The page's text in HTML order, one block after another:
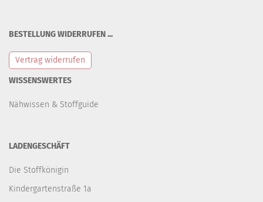
BESTELLUNG WIDERRUFEN ...
Vertrag widerrufen
WISSENSWERTES
Nähwissen & Stoffguide
LADENGESCHÄFT
Die Stoffkönigin
Kindergartenstraße 1a